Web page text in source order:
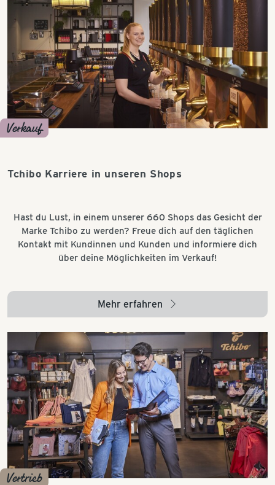
Verkauf
Tchibo Karriere in unseren Shops
Hast du Lust, in einem unserer 660 Shops das Gesicht der
Marke Tchibo zu werden? Freue dich auf den täglichen
Kontakt mit Kundinnen und Kunden und informiere dich
über deine Möglichkeiten im Verkauf!
Mehr erfahren arrow_right
Vertrieb